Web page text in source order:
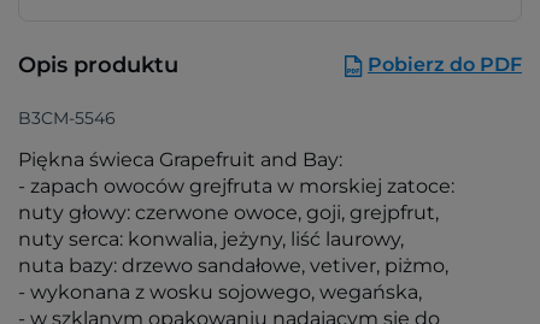
Opis produktu Pobierz do PDF
B3CM-5546
Piękna świeca Grapefruit and Bay:
- zapach owoców grejfruta w morskiej zatoce:
nuty głowy: czerwone owoce, goji, grejpfrut,
nuty serca: konwalia, jeżyny, liść laurowy,
nuta bazy: drzewo sandałowe, vetiver, piżmo,
- wykonana z wosku sojowego, wegańska,
- w szklanym opakowaniu nadającym się do